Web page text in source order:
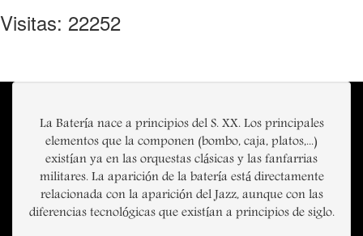
Visitas: 22252
La Batería nace a principios del S. XX. Los principales
elementos que la componen (bombo, caja, platos,...)
existían ya en las orquestas clásicas y las fanfarrias
militares. La aparición de la batería está directamente
relacionada con la aparición del Jazz, aunque con las
diferencias tecnológicas que existían a principios de siglo.